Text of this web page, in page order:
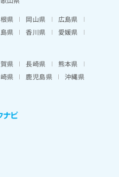
県 岡山県
広島県
県 香川県
愛媛県
県 長崎県
熊本県
県 鹿児島県 沖縄県